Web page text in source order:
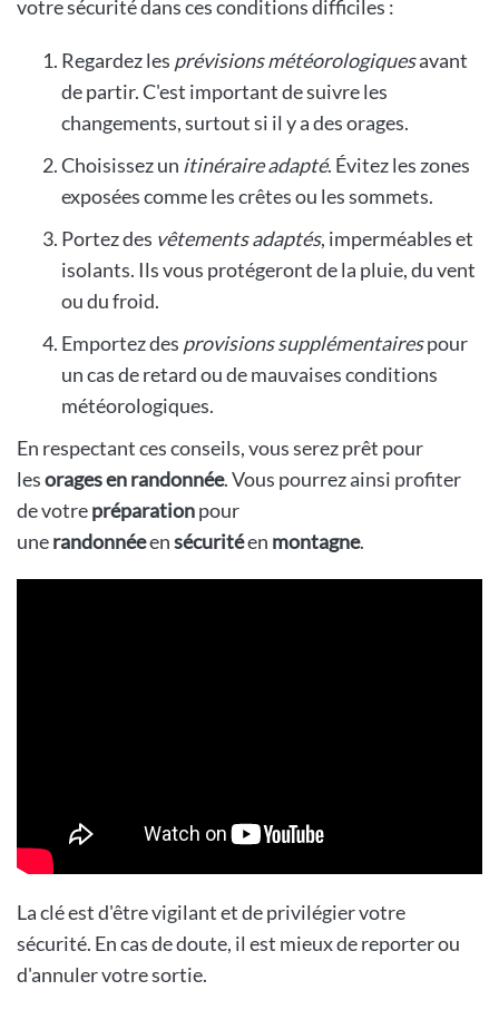
votre sécurité dans ces conditions difficiles :
Regardez les prévisions météorologiquesavant
de partir. C'est important de suivre les
changements, surtout si il y a des orages.
Choisissez un itinéraire adapté. Évitez les zones
exposées comme les crêtes ou les sommets.
Portez des vêtements adaptés, imperméables et
isolants. Ils vous protégeront de la pluie, du vent
ou du froid.
Emportez des provisions supplémentairespour
un cas de retard ou de mauvaises conditions
météorologiques.
En respectant ces conseils, vous serez prêt pour
lesorages en randonnée. Vous pourrez ainsi profiter
de votrepréparationpour
unerandonnéeensécuritéen montagne.
La clé est d'être vigilant et de privilégier votre
sécurité. En cas de doute, il est mieux de reporter ou
d'annuler votre sortie.